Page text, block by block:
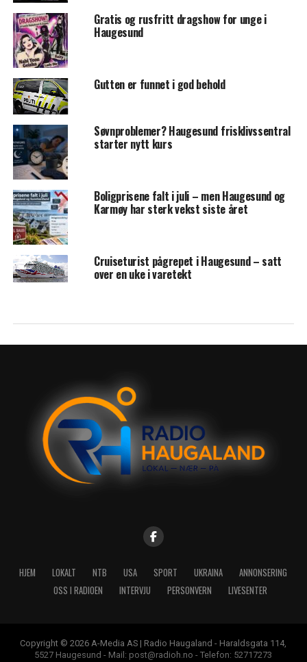
Gratis og rusfritt dragshow for unge i
Haugesund
Gutten er funnet i god behold
Søvnproblemer? Haugesund frisklivssentral
starter nytt kurs
Boligprisene falt i juli – men Haugesund og
Karmøy har sterk vekst siste året
Cruiseturist pågrepet i Haugesund – satt
over en uke i varetekt
HJEM LOKALT NTB USA SPORT UKRAINA
ANNONSERING
OSS I RADIOEN
INTERVJU PERSONVERN LIVESENTER
Copyright © 2026 A-Media AS | Radio Haugaland - Haraldsgata 114,
5527 Haugesund - Mail: post@radioh.no - Telefon: 52717273